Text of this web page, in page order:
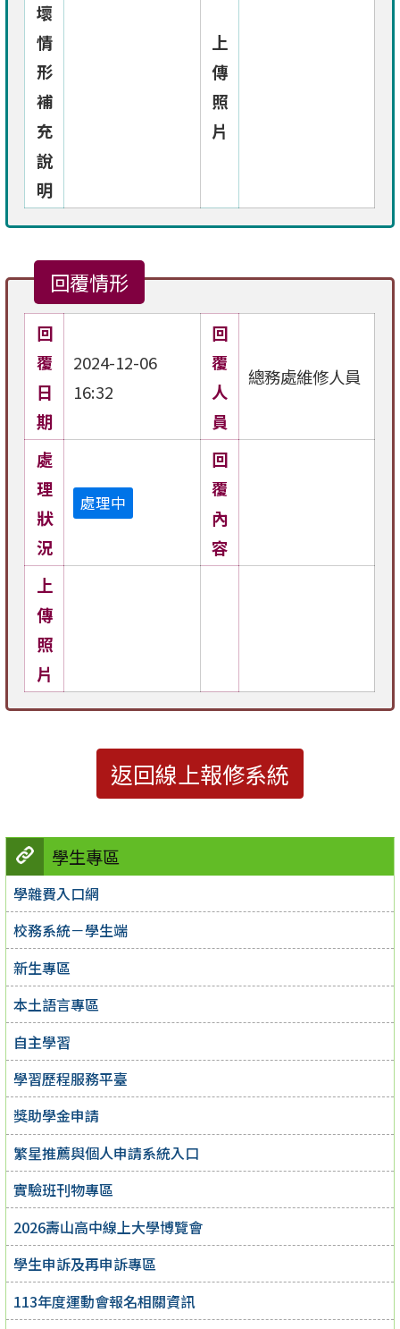
學生專區
學雜費入口網
校務系統－學生端
新生專區
本土語言專區
自主學習
學習歷程服務平臺
獎助學金申請
繁星推薦與個人申請系統入口
實驗班刊物專區
2026壽山高中線上大學博覽會
學生申訴及再申訴專區
113年度運動會報名相關資訊
壞
情
形
補
充
說
明
上
傳
照
片
回覆情形
回
覆
日
期
2024-12-06
16:32
回
覆
人
員
總務處維修人員
處
理
狀
況
處理中
回
覆
內
容
上
傳
照
片
返回線上報修系統